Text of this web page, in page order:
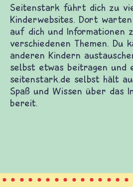
Seitenstark führt dich zu
Kinderwebsites. Dort
auf dich und Informationen
verschiedenen Themen. Du
anderen Kindern
selbst etwas beitragen und
seitenstark.de selbst hält
Spaß und Wissen über das
bereit.